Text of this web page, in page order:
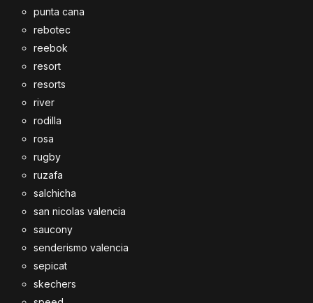
punta cana
rebotec
reebok
resort
resorts
river
rodilla
rosa
rugby
ruzafa
salchicha
san nicolas valencia
saucony
senderismo valencia
sepicat
skechers